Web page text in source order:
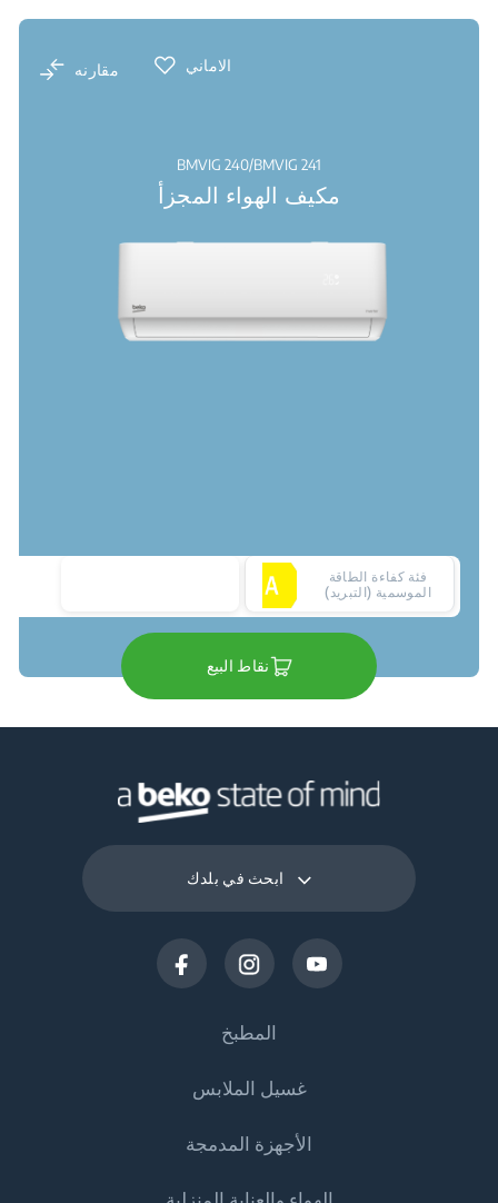
الاماني مقارنه
BMVIG 240/BMVIG 241
مكيف الهواء المجزأ
فئة كفاءة الطاقة
الموسمية (التبريد)
نقاط البيع
ابحث في بلدك
المطبخ
التبريد
البرادات
الثلاجات
غسيل الملابس
غسالات الملابس
الأجهزة المدمجة
الهواء والعناية المنزلية